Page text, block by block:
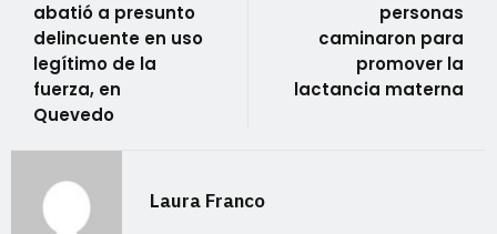
abatió a presunto
delincuente en uso
legítimo de la
fuerza, en
Quevedo
personas
caminaron para
promover la
lactancia materna
Laura Franco